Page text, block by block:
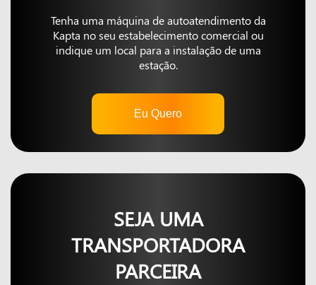
Tenha uma máquina de autoatendimento da
Kapta no seu estabelecimento comercial ou
indique um local para a instalação de uma
estação.
Eu Quero
SEJA UMA
TRANSPORTADORA
PARCEIRA